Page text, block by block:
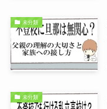
未分類
未分類